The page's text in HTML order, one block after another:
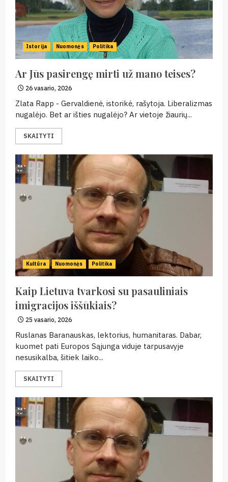
Istorija Nuomonės Politika
Ar Jūs pasirengę mirti už mano teises?
26 vasario, 2026
Zlata Rapp - Gervaldienė, istorikė, rašytoja. Liberalizmas
nugalėjo. Bet ar išties nugalėjo? Ar vietoje žiaurių...
SKAITYTI
Kultūra Nuomonės Politika
Kaip Lietuva tvarkosi su pasauliniais
imigracijos iššūkiais?
25 vasario, 2026
Ruslanas Baranauskas, lektorius, humanitaras. Dabar,
kuomet pati Europos Sąjunga viduje tarpusavyje
nesusikalba, šitiek laiko...
SKAITYTI